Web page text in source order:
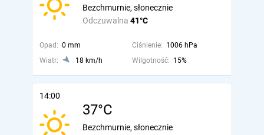
Odczuwalna 41°C
Bezchmurnie, słonecznie
Opad: 0 mm Ciśnienie: 1006 hPa
Wiatr:
18 km/h Wilgotność: 15%
14:00
37°C
Bezchmurnie, słonecznie